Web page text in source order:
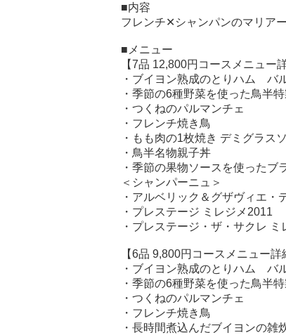
■内容
フレンチ✕シャンパンのマリア
■メニュー
【7品 12,800円コースメニュー
・ブイヨン熟成のとりハム バ
・季節の6種野菜を使った鳥半
・つくねのパルマンチェ
・フレンチ焼き鳥
・もも肉の1枚焼き デミグラス
・鳥半名物親子丼
・季節の果物ソースを使ったブ
＜シャンパーニュ＞
・アルベリック＆グザヴィエ
・プレステージ ミレジメ2011
・プレステージ・ザ・サクレ ミ
【6品 9,800円コースメニュー詳
・ブイヨン熟成のとりハム バ
・季節の6種野菜を使った鳥半
・つくねのパルマンチェ
・フレンチ焼き鳥
・長時間煮込んだブイヨンの雑